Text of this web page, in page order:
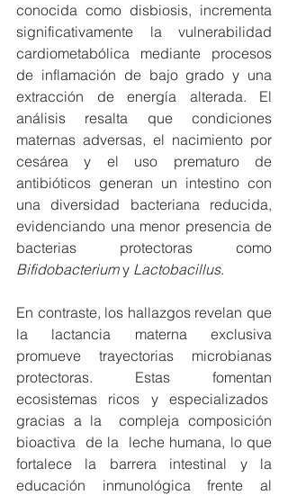
conocida como disbiosis, incrementa
significativamente la vulnerabilidad
cardiometabólica mediante procesos
de inflamación de bajo grado y una
extracción de energía alterada. El
análisis resalta que condiciones
maternas adversas, el nacimiento por
cesárea y el uso prematuro de
antibióticos generan un intestino con
una diversidad bacteriana reducida,
evidenciando una menor presencia de
Bifidobacterium y Lactobacillus.
En contraste, los hallazgos revelan que
la lactancia materna exclusiva
promueve trayectorias microbianas
protectoras. Estas fomentan
ecosistemas ricos y especializados
gracias a la  compleja composición
bioactiva  de la  leche humana, lo que
fortalece la barrera intestinal y la
educación inmunológica frente al